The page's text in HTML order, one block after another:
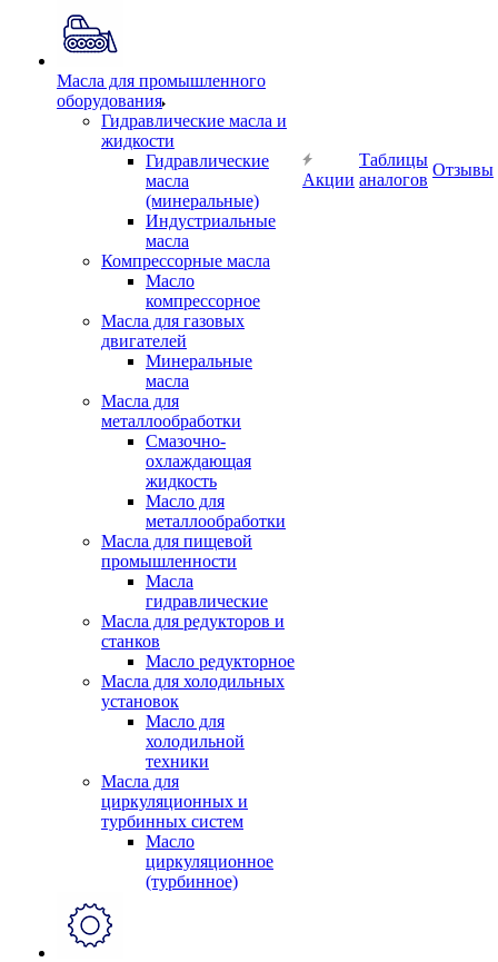
Масла для промышленного
оборудования
Гидравлические масла и
жидкости
Гидравлические
масла
(минеральные)
Индустриальные
масла
Компрессорные масла
Масло
компрессорное
Масла для газовых
двигателей
Минеральные
масла
Масла для
металлообработки
Смазочно-
охлаждающая
жидкость
Масло для
металлообработки
Масла для пищевой
промышленности
Масла
гидравлические
Масла для редукторов и
станков
Масло редукторное
Масла для холодильных
установок
Масло для
холодильной
техники
Масла для
циркуляционных и
турбинных систем
Масло
циркуляционное
(турбинное)
Акции
Таблицы
аналогов
Отзывы